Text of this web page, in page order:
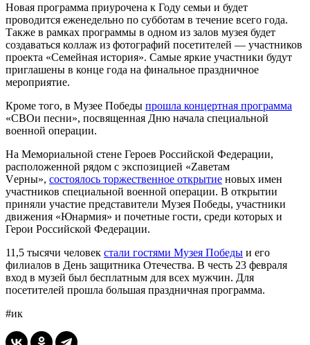
Новая программа приурочена к Году семьи и будет
проводится еженедельно по субботам в течение всего года.
Также в рамках программы в одном из залов музея будет
создаваться коллаж из фотографий посетителей — участников
проекта «Семейная история». Самые яркие участники будут
приглашены в конце года на финальное праздничное
мероприятие.
Кроме того, в Музее Победы прошла концертная программа
«СВОи песни», посвященная Дню начала специальной
военной операции.
На Мемориальной стене Героев Российской Федерации,
расположенной рядом с экспозицией «Zаветам
Vерны», состоялось торжественное открытие новых имен
участников специальной военной операции. В открытии
приняли участие представители Музея Победы, участники
движения «Юнармия» и почетные гости, среди которых и
Герои Российской Федерации.
11,5 тысячи человек стали гостями Музея Победы и его
филиалов в День защитника Отечества. В честь 23 февраля
вход в музей был бесплатным для всех мужчин. Для
посетителей прошла большая праздничная программа.
#ик